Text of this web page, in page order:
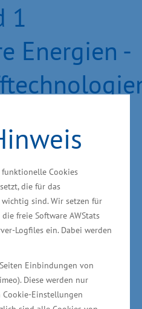
Cookies
die für das
sind. Wir setzen für
freie Software AWStats
Logfiles ein. Dabei werden
Einbindungen von
Diese werden nur
Cookie-Einstellungen
1
Energien -